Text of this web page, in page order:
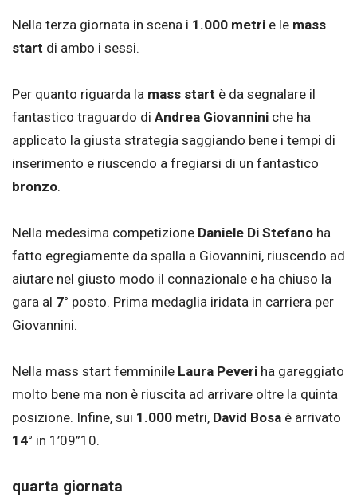
Nella terza giornata in scena i 1.000 metri e le mass
start di ambo i sessi.
Per quanto riguarda la mass start è da segnalare il
fantastico traguardo di Andrea Giovannini che ha
applicato la giusta strategia saggiando bene i tempi di
inserimento e riuscendo a fregiarsi di un fantastico
bronzo.
Nella medesima competizione Daniele Di Stefano ha
fatto egregiamente da spalla a Giovannini, riuscendo ad
aiutare nel giusto modo il connazionale e ha chiuso la
gara al 7° posto. Prima medaglia iridata in carriera per
Giovannini.
Nella mass start femminile Laura Peveri ha gareggiato
molto bene ma non è riuscita ad arrivare oltre la quinta
posizione. Infine, sui 1.000 metri, David Bosa è arrivato
14° in 1’09”10.
quarta giornata